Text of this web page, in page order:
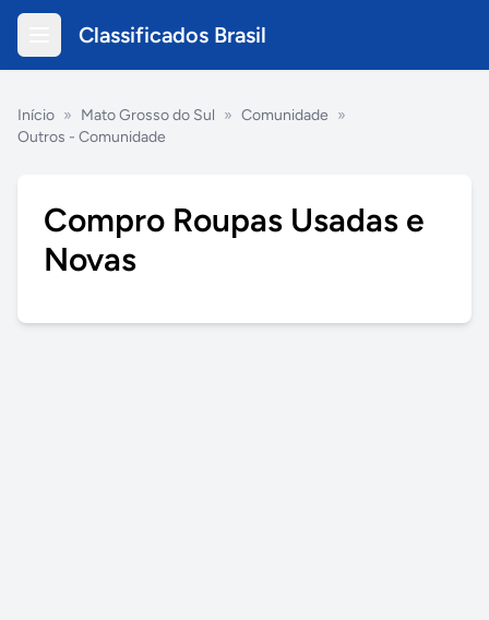
Classificados Brasil
Início » Mato Grosso do Sul » Comunidade »
Outros - Comunidade
Compro Roupas Usadas e
Novas